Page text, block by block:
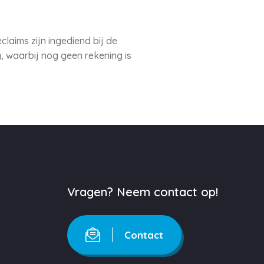
zijn ingediend bij de
waarbij nog geen rekening is
Vragen? Neem contact op!
Contact